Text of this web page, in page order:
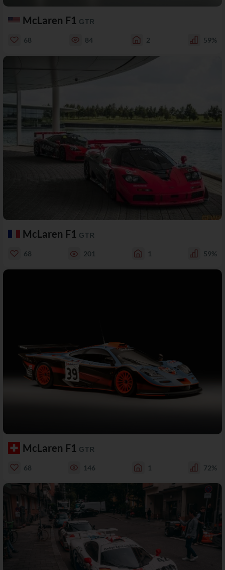
McLaren F1 GTR
68 84 2 59%
McLaren F1 GTR
68 201 1 59%
McLaren F1 GTR
68 146 1 72%